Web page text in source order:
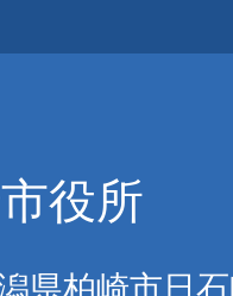
役所